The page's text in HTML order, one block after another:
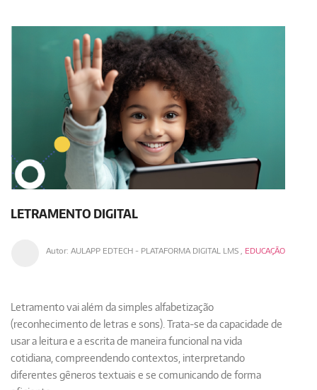
LETRAMENTO DIGITAL
Autor: AULAPP EDTECH - PLATAFORMA DIGITAL LMS, EDUCAÇÃO
Letramentovai além da simples alfabetização
(reconhecimento de letras e sons). Trata-se dacapacidade de
usar a leitura e a escrita de maneira funcional na vida
cotidiana , compreendendo contextos, interpretando
diferentes gêneros textuais e se comunicando de forma